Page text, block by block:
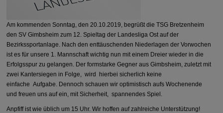
Am kommenden Sonntag, den 20.10.2019, begrüßt die TSG Bretzenheim
den SV Gimbsheim zum 12. Spieltag der Landesliga Ost auf der
Bezirkssportanlage. Nach den enttäuschenden Niederlagen der Vorwochen
ist es für unsere 1. Mannschaft wichtig nun mit einem Dreier wieder in die
Erfolgsspur zu gelangen. Der formstarke Gegner aus Gimbsheim, zuletzt mit
zwei Kantersiegen in Folge, wird hierbei sicherlich keine
einfache Aufgabe. Dennoch schauen wir optimistisch aufs Wochenende
und freuen uns auf ein, mit Sicherheit, spannendes Spiel.
Anpfiff ist wie üblich um 15 Uhr. Wir hoffen auf zahlreiche Unterstützung!